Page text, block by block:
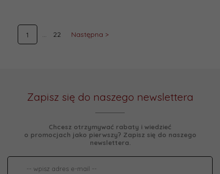
1 22 Następna >
Zapisz się do naszego newslettera
Chcesz otrzymywać rabaty i wiedzieć
o promocjach jako pierwszy? Zapisz się do naszego
newslettera.